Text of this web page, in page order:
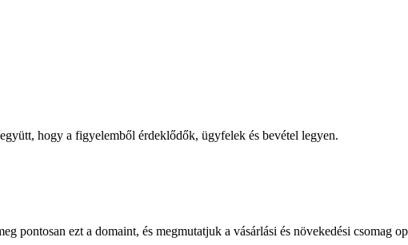
hogy a figyelemből érdeklődők, ügyfelek és bevétel legyen.
pontosan ezt a domaint, és megmutatjuk a vásárlási és növekedési csomag